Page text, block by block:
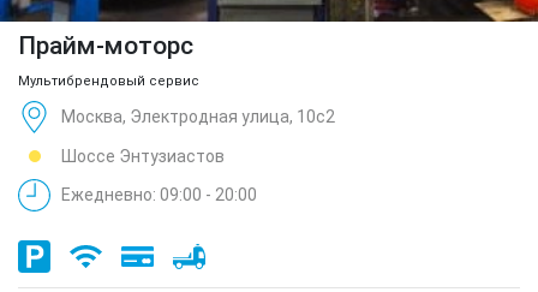
Прайм-моторс
Мультибрендовый сервис
Москва, Электродная улица, 10с2
Шоссе Энтузиастов
Ежедневно: 09:00 - 20:00